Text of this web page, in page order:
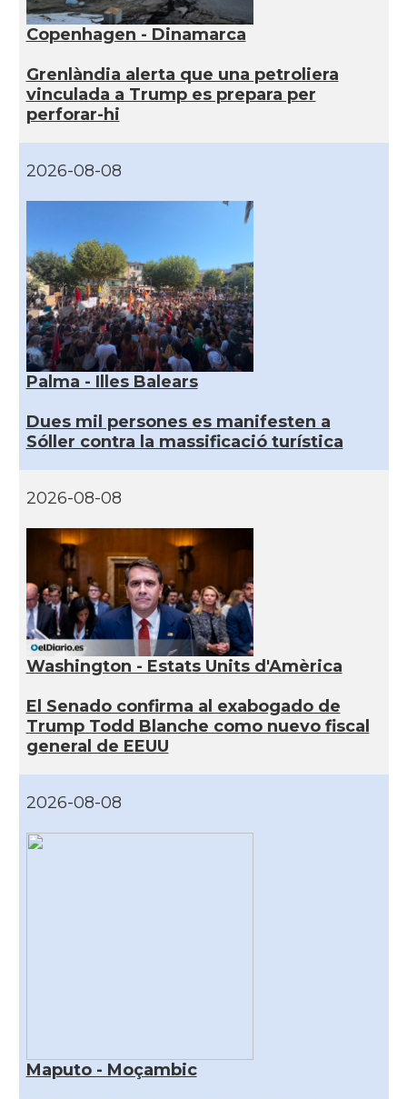
Copenhagen - Dinamarca
Grenlàndia alerta que una petroliera
vinculada a Trump es prepara per
perforar-hi
2026-08-08
Palma - Illes Balears
Dues mil persones es manifesten a
Sóller contra la massificació turística
2026-08-08
Washington - Estats Units d'Amèrica
El Senado confirma al exabogado de
Trump Todd Blanche como nuevo fiscal
general de EEUU
2026-08-08
Maputo - Moçambic